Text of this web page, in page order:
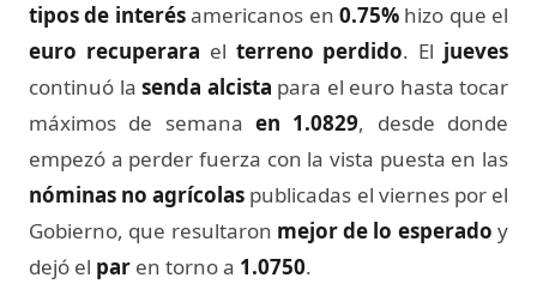
tipos de interésamericanos en 0.75%hizo que el
euro recuperara el terreno perdido. El jueves
continuó la senda alcista para el euro hasta tocar
máximos de semana en 1.0829, desde donde
empezó a perder fuerza con la vista puesta en las
nóminas no agrícolas publicadas el viernes por el
Gobierno, que resultaron mejor de lo esperado y
dejó el par en torno a 1.0750.